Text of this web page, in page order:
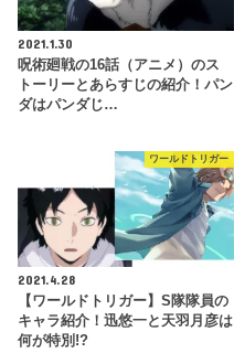
2021.1.30
呪術廻戦の16話（アニメ）のス
トーリーとあらすじの紹介！パン
ダはパンダじ…
ワールドトリガー
2021.4.28
【ワールドトリガー】S隊隊員の
キャラ紹介！迅悠一と天羽月彦は
何が特別!?